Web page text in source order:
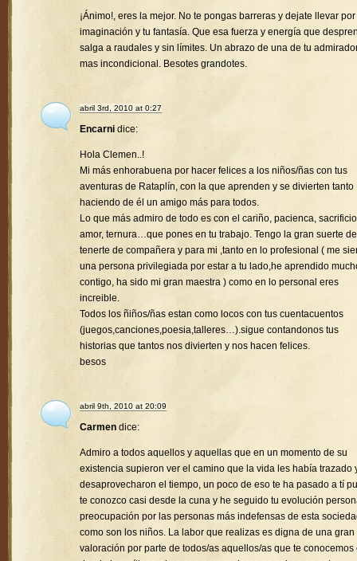
¡Ánimo!, eres la mejor. No te pongas barreras y dejate llevar por
imaginación y tu fantasía. Que esa fuerza y energía que
salga a raudales y sin límites. Un abrazo de una de tu
mas incondicional. Besotes grandotes.
abril 3rd, 2010 at 0:27
Encarni dice:
Hola Clemen..!
Mi más enhorabuena por hacer felices a los niños/ñas con tus
aventuras de Rataplín, con la que aprenden y se divierten tanto
haciendo de él un amigo más para todos.
Lo que más admiro de todo es con el cariño, pacienca,
amor, ternura…que pones en tu trabajo. Tengo la gran suerte de
tenerte de compañera y para mi ,tanto en lo profesional ( me
una persona privilegiada por estar a tu lado,he aprendido
contigo, ha sido mi gran maestra ) como en lo personal eres
increible.
Todos los ñiños/ñas estan como locos con tus cuentacuentos
(juegos,canciones,poesia,talleres…).sigue contandonos tus
historias que tantos nos divierten y nos hacen felices.
besos
abril 9th, 2010 at 20:09
Carmen dice:
Admiro a todos aquellos y aquellas que en un momento de su
existencia supieron ver el camino que la vida les había trazado
desaprovecharon el tiempo, un poco de eso te ha pasado a tí
te conozco casi desde la cuna y he seguido tu evolución
preocupación por las personas más indefensas de esta
como son los niños. La labor que realizas es digna de una gran
valoración por parte de todos/as aquellos/as que te conocemos